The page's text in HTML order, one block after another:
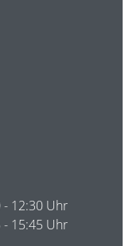
- 12:30 Uhr
- 15:45 Uhr